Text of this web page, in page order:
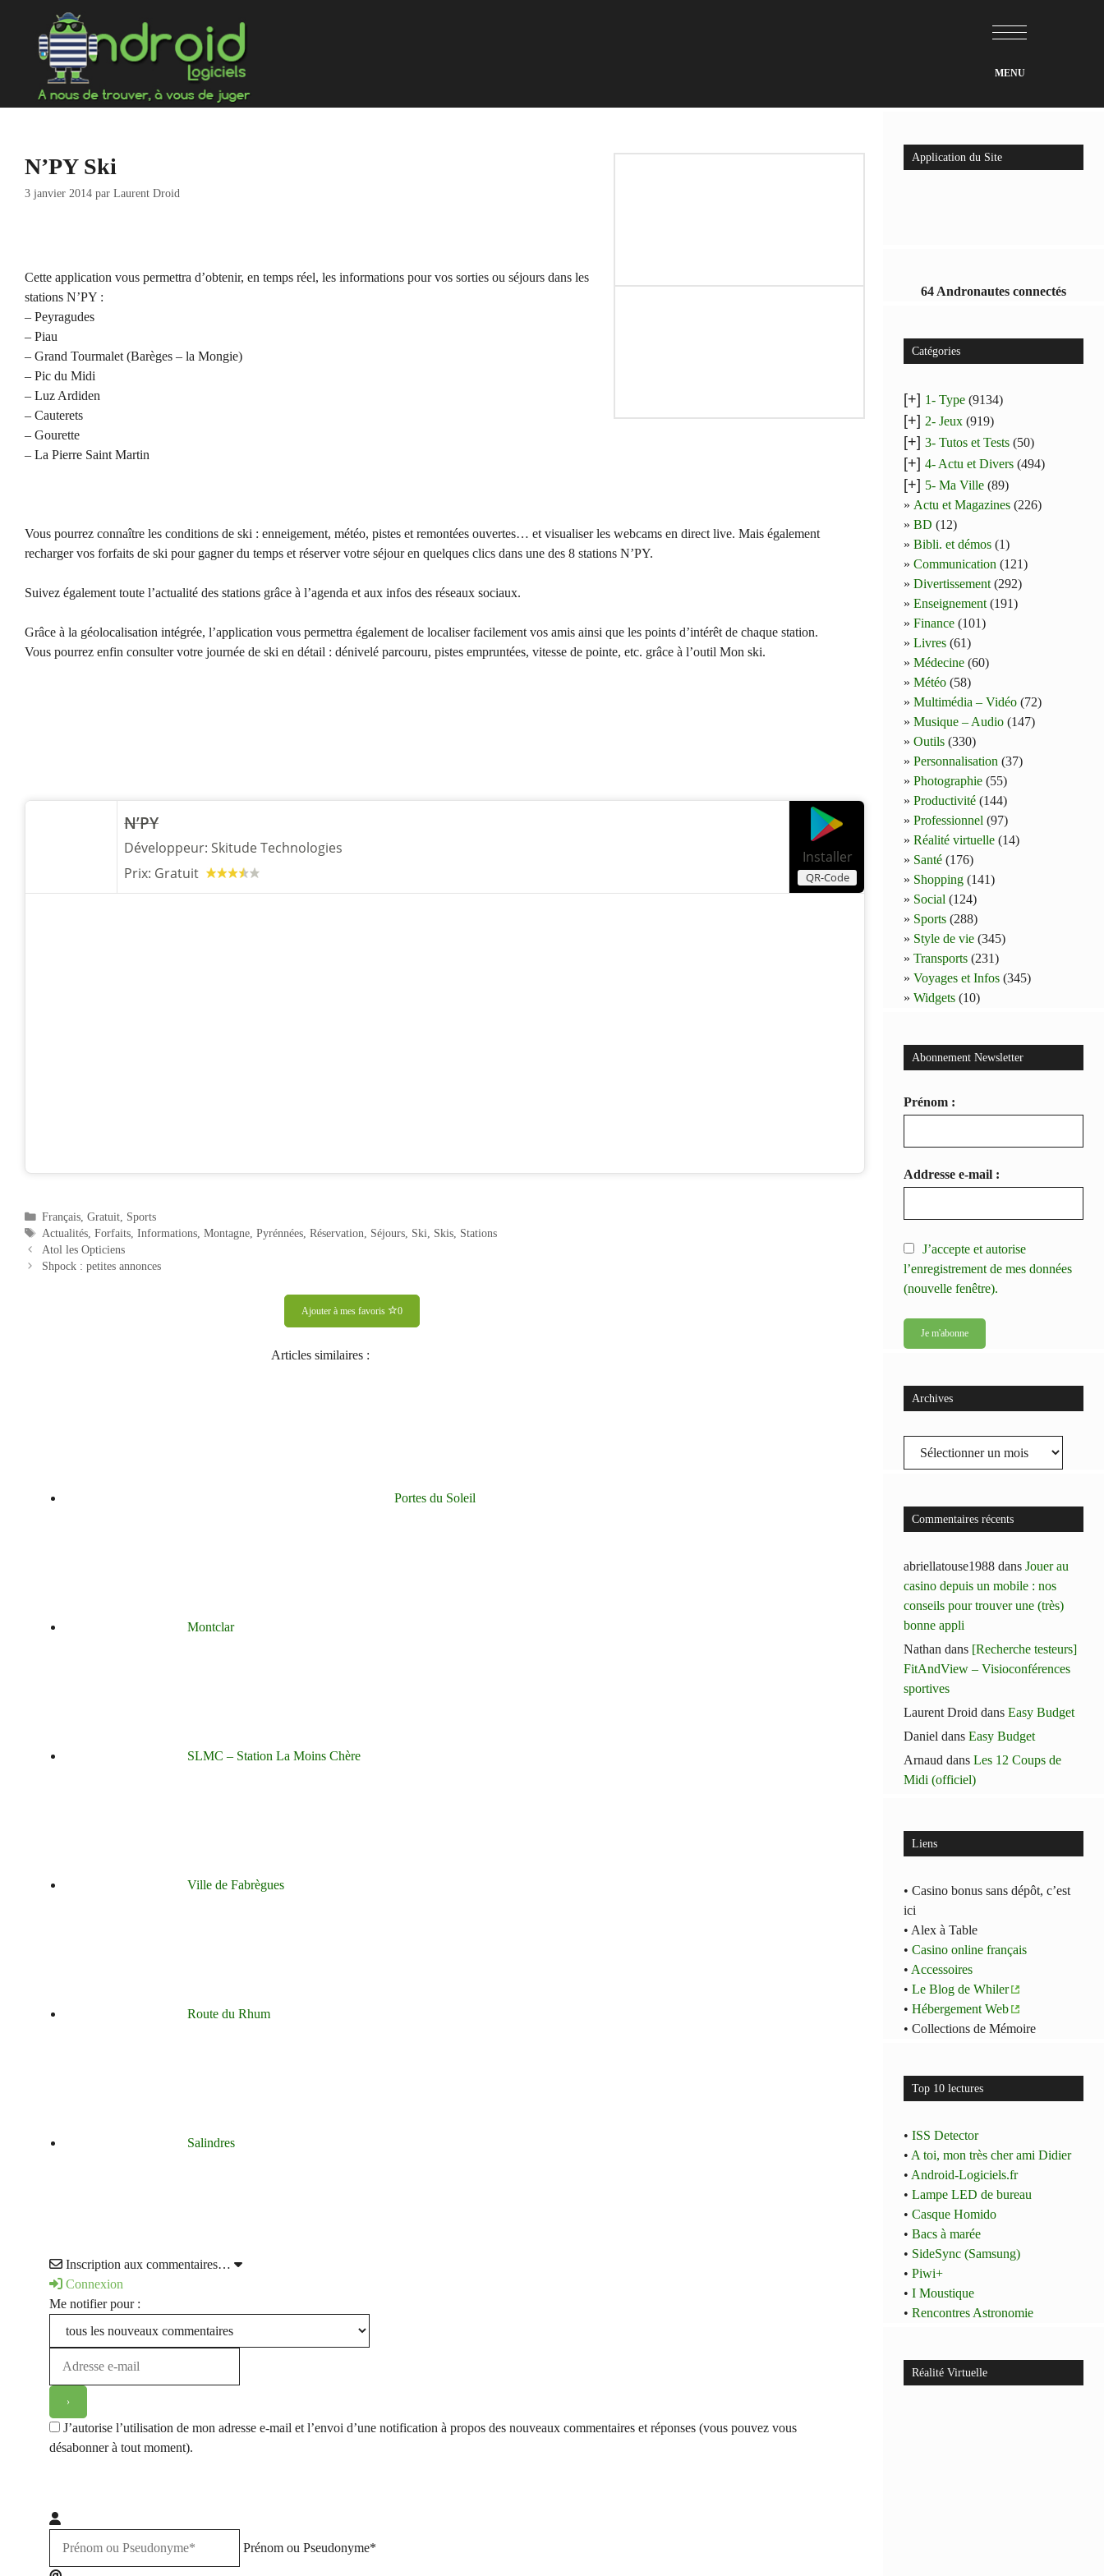
contenu
N’PY Ski
3 janvier 2014 par Laurent Droid
Cette application vous permettra d’obtenir, en temps réel, les informations pour vos sorties ou séjours dans les
stations N’PY :
– Peyragudes
– Piau
– Grand Tourmalet (Barèges – la Mongie)
– Pic du Midi
– Luz Ardiden
– Cauterets
– Gourette
– La Pierre Saint Martin
Vous pourrez connaître les conditions de ski : enneigement, météo, pistes et remontées ouvertes… et visualiser les webcams en direct live. Mais également
recharger vos forfaits de ski pour gagner du temps et réserver votre séjour en quelques clics dans une des 8 stations N’PY.
Suivez également toute l’actualité des stations grâce à l’agenda et aux infos des réseaux sociaux.
Grâce à la géolocalisation intégrée, l’application vous permettra également de localiser facilement vos amis ainsi que les points d’intérêt de chaque station.
Vous pourrez enfin consulter votre journée de ski en détail : dénivelé parcouru, pistes empruntées, vitesse de pointe, etc. grâce à l’outil Mon ski.
Installer
QR-Code
N’PY
Développeur: Skitude Technologies
Prix: Gratuit
Catégories
Français,Gratuit, Sports
Étiquettes
Actualités,Forfaits,Informations,Montagne,Pyrénnées,Réservation, Séjours, Ski, Skis, Stations
Navigation
des
Atol les Opticiens
Shpock : petites annonces
Ajouter à mes favoris 0
Articles similaires :
Portes du Soleil
Montclar
SLMC – Station La Moins Chère
Ville de Fabrègues
Route du Rhum
Salindres
Inscription aux commentaires…
Connexion
Me notifier pour :
J’autorise l’utilisation de mon adresse e-mail et l’envoi d’une notification à propos des nouveaux commentaires et réponses (vous pouvez vous
désabonner à tout moment).
Prénom ou Pseudonyme*
Application du Site
64 Andronautes connectés
Catégories
[+] 1- Type (9134)
[+] 2- Jeux (919)
[+] 3- Tutos et Tests (50)
[+] 4- Actu et Divers (494)
[+] 5- Ma Ville (89)
Actu et Magazines (226)
BD (12)
Bibli. et démos (1)
Communication (121)
Divertissement (292)
Enseignement (191)
Finance (101)
Livres (61)
Médecine (60)
Météo (58)
Multimédia – Vidéo (72)
Musique – Audio (147)
Outils (330)
Personnalisation (37)
Photographie (55)
Productivité (144)
Professionnel (97)
Réalité virtuelle (14)
Santé (176)
Shopping (141)
Social (124)
Sports (288)
Style de vie (345)
Transports (231)
Voyages et Infos (345)
Widgets (10)
Abonnement Newsletter
Prénom :
Addresse e-mail :
J’accepte et autorise
l’enregistrement de mes données
(nouvelle fenêtre).
Archives
Archives
Commentaires récents
abriellatouse1988 dansJouer au
casino depuis un mobile : nos
conseils pour trouver une (très)
bonne appli
Nathan dans [Recherche testeurs]
FitAndView – Visioconférences
sportives
Laurent Droid dansEasy Budget
Daniel dansEasy Budget
Arnaud dansLes 12 Coups de
Midi (officiel)
Liens
• Casino bonus sans dépôt, c’est
ici
• Alex à Table
•Casino online français
• Accessoires
•Le Blog de Whiler
•Hébergement Web
• Collections de Mémoire
Top 10 lectures
•ISS Detector
• A toi, mon très cher ami Didier
• Android-Logiciels.fr
•Lampe LED de bureau
•Casque Homido
•Bacs à marée
• SideSync (Samsung)
•Piwi+
•I Moustique
•Rencontres Astronomie
Réalité Virtuelle